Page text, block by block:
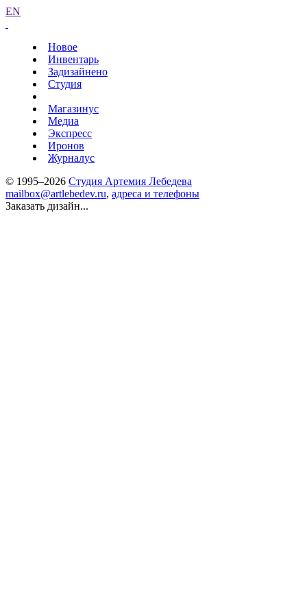
EN
Новое
Инвентарь
Задизайнено
Студия
Магазинус
Медиа
Экспресс
Иронов
Журналус
© 1995–2026 Студия Артемия Лебедева
mailbox@artlebedev.ru, адреса и телефоны
Заказать дизайн...